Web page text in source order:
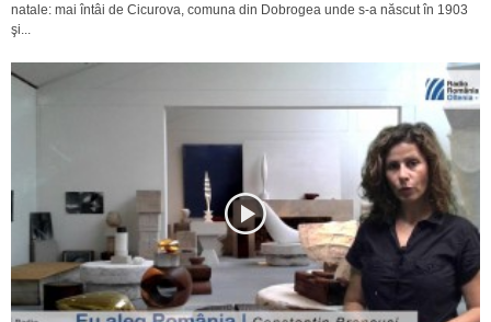
natale: mai întâi de Cicurova, comuna din Dobrogea unde s-a născut în 1903
şi...